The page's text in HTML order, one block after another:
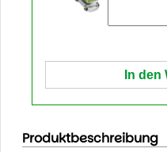
Produktbeschreibung